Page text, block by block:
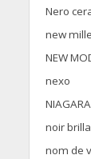
Nero
new
NEW
nexo
noir
nom de